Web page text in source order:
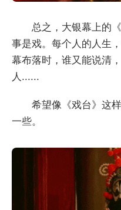
总之，大银幕上的
事是戏。每个人的人生
幕布落时，谁又能说清
人......
希望像《戏台》这
一些。